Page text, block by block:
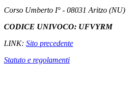
Corso Umberto I° - 08031 Aritzo (NU)
CODICE UNIVOCO: UFVYRM
LINK: Sito precedente
Statuto e regolamenti